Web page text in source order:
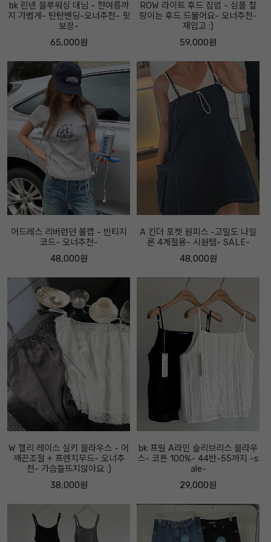
bk 린넨 블루워싱 데님 - 한여름까
지 가볍게- 탄탄밴딩-오너추천- 핏
보장-
65,000원
ROW 라이트 후드 집업 - 심플 찰
랑이는 후드 드물어요- 오너추천-
재입고 :)
59,000원
어드레스 리버런던 볼캡 - 빈티지
코드- 오너추천-
48,000원
A 킨더 포켓 원피스 -고밀도 나일
론 4계절용- 시원템- SALE-
48,000원
W 젤리 레이스 실키 블라우스 - 어
깨끈조절 + 프렌치무드- 오너추
천- 가슴들뜨지않아요 :)
38,000원
bk 프릴 A라인 슬리브리스 블라우
스- 코튼 100%- 44반-55까지 -s
ale-
29,000원